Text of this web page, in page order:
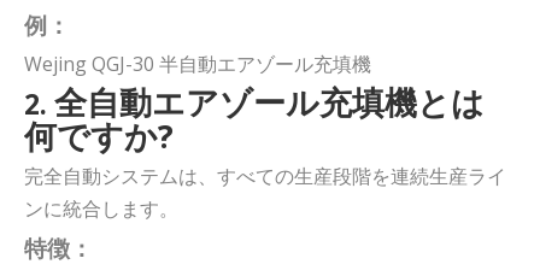
例：
Wejing QGJ-30 半自動エアゾール充填機
2. 全自動エアゾール充填機とは
何ですか?
完全自動システムは、すべての生産段階を連続生産ライ
ンに統合します。
特徴：